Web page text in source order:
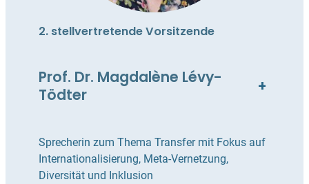
2. stellvertretende Vorsitzende
Prof. Dr. Magdalène Lévy-
Tödter
+
Sprecherin zum Thema Transfer mit Fokus auf
Internationalisierung, Meta-Vernetzung,
Diversität und Inklusion